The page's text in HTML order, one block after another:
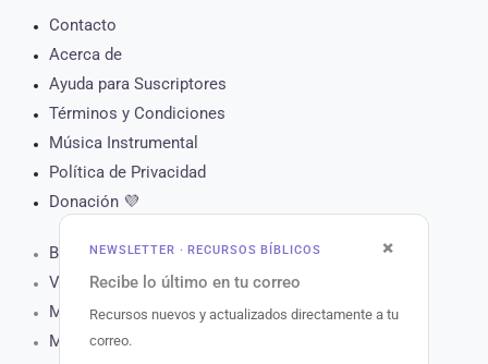
×
NEWSLETTER · RECURSOS BÍBLICOS
Recibe lo último en tu correo
Recursos nuevos y actualizados directamente a tu
correo.
Contacto
Acerca de
Ayuda para Suscriptores
Términos y Condiciones
Música Instrumental
Política de Privacidad
Donación 💜
Biblia Online
Versículo del Día
Muro de Oración
Matutina para Hoy